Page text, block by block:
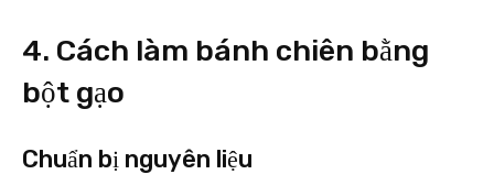
4. Cách làm bánh chiên bằng
bột gạo
Chuẩn bị nguyên liệu